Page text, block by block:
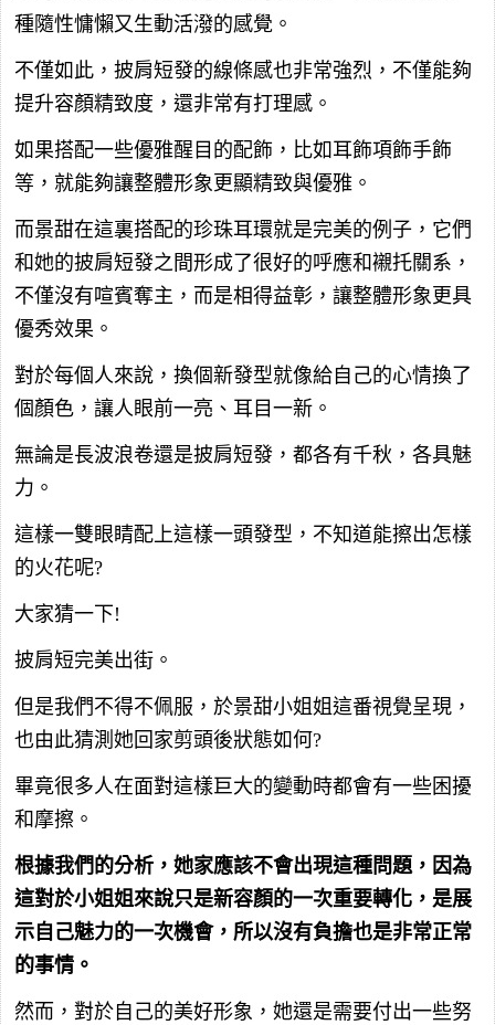
種隨性慵懶又生動活潑的感覺。
不僅如此，披肩短發的線條感也非常強烈，不僅能夠
提升容顏精致度，還非常有打理感。
如果搭配一些優雅醒目的配飾，比如耳飾項飾手飾
等，就能夠讓整體形象更顯精致與優雅。
而景甜在這裏搭配的珍珠耳環就是完美的例子，它們
和她的披肩短發之間形成了很好的呼應和襯托關系，
不僅沒有喧賓奪主，而是相得益彰，讓整體形象更具
優秀效果。
對於每個人來說，換個新發型就像給自己的心情換了
個顏色，讓人眼前一亮、耳目一新。
無論是長波浪卷還是披肩短發，都各有千秋，各具魅
力。
這樣一雙眼睛配上這樣一頭發型，不知道能擦出怎樣
的火花呢?
大家猜一下!
披肩短完美出街。
但是我們不得不佩服，於景甜小姐姐這番視覺呈現，
也由此猜測她回家剪頭後狀態如何?
畢竟很多人在面對這樣巨大的變動時都會有一些困擾
和摩擦。
根據我們的分析，她家應該不會出現這種問題，因為
這對於小姐姐來說只是新容顏的一次重要轉化，是展
示自己魅力的一次機會，所以沒有負擔也是非常正常
的事情。
然而，對於自己的美好形象，她還是需要付出一些努